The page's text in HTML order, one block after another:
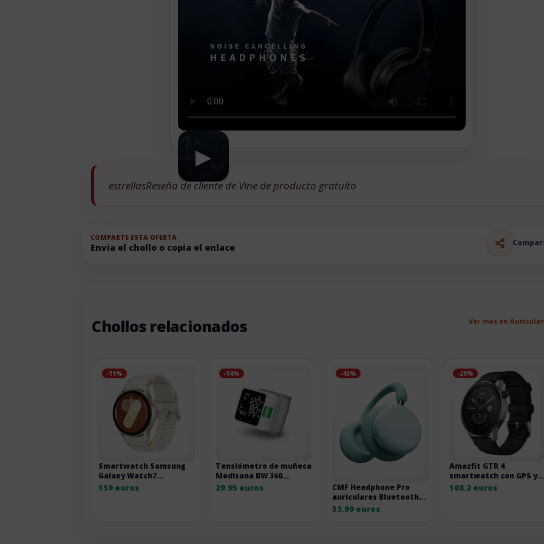
▶
estrellasReseña de cliente de Vine de producto gratuito
COMPARTE ESTA OFERTA
Envia el chollo o copia el enlace
Chollos relacionados Ver mas en
-11%
Smartwatch Samsung
Galaxy Watch7
Bluetooth 40 mm beige
159 euros
-14%
Tensiómetro de muñeca
Medisana BW 360
connect Bluetooth
29.95 euros
-45%
CMF Headphone Pro
auriculares Bluetooth
over-ear verde claro
53.99 euros
-28%
Amazfit GTR 4
smartwatch con GPS y
150 modos deportivos
108.2 euros